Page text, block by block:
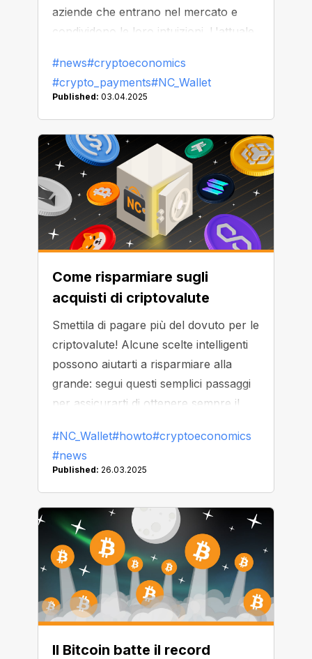
aziende che entrano nel mercato e
condividono le loro intuizioni. L'attuale
criptovalute e metodi di pagamento
tradizionali è in aumento. Esploriamolo!
#news#cryptoeconomics
#crypto_payments#NC_Wallet
Published: 03.04.2025
Come risparmiare sugli
acquisti di criptovalute
Smettila di pagare più del dovuto per le
criptovalute! Alcune scelte intelligenti
possono aiutarti a risparmiare alla
grande: segui questi semplici passaggi
per assicurarti di ottenere sempre il
criptovalute:
#NC_Wallet#howto#cryptoeconomics
#news
Published: 26.03.2025
Il Bitcoin batte il record